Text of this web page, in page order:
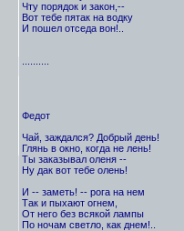
Чту порядок и закон,--
Вот тебе пятак на водку
И пошел отседа вон!..
Федот
Чай, заждался? Добрый день!
Глянь в окно, когда не лень!
Ты заказывал оленя --
Ну дак вот тебе олень!
И -- заметь! -- рога на нем
Так и пыхают огнем,
От него без всякой лампы
По ночам светло, как днем!..